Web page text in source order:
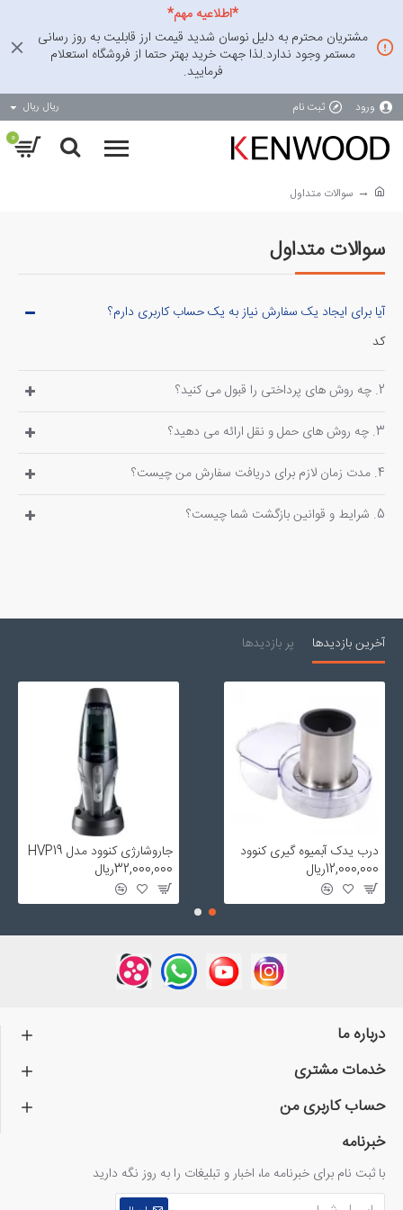
*اطلاعیه مهم*
مشتریان محترم به دلیل نوسان شدید قیمت ارز قابلیت به روز رسانی
مستمر وجود ندارد.لذا جهت خرید بهتر حتما از فروشگاه استعلام
فرمایید.
ورود ثبت نام ریال ریال
0
سوالات متداول
سوالات متداول
آیا برای ایجاد یک سفارش نیاز به یک حساب کاربری دارم؟
کد
2. چه روش های پرداختی را قبول می کنید؟
3. چه روش های حمل و نقل ارائه می دهید؟
4. مدت زمان لازم برای دریافت سفارش من چیست؟
5. شرایط و قوانین بازگشت شما چیست؟
آخرین بازدیدها پر بازدیدها
درب یدک آبمیوه گیری کنوود
12,000,000ریال
جاروشارژی کنوود مدل HVP19
32,000,000ریال
درباره ما
خدمات مشتری
حساب کاربری من
خبرنامه
با ثبت نام برای خبرنامه ما، اخبار و تبلیغات را به روز نگه دارید